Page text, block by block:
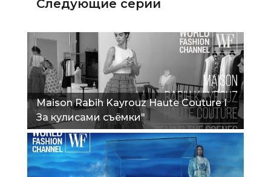
Следующие серии
Maison Rabih Kayrouz Haute Couture I
За кулисами съёмки"